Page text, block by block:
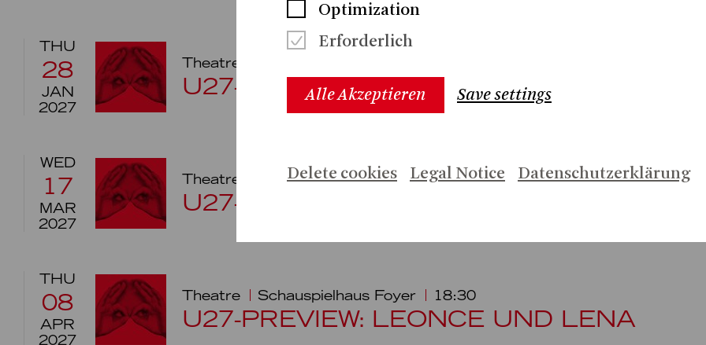
THU
28
JAN
2027
Theatre
U27-PREVIEW: IM DICKICHT DER STÄDTE
WED
17
MAR
2027
Theatre Schauspielhaus Foyer 18:30
U27-PREVIEW: STOLZ UND VORURTEIL
THU
08
APR
2027
Theatre Schauspielhaus Foyer 18:30
U27-PREVIEW: LEONCE UND LENA
Optimization
Erforderlich
Alle Akzeptieren Save settings
Delete cookies Legal Notice Datenschutzerklärung